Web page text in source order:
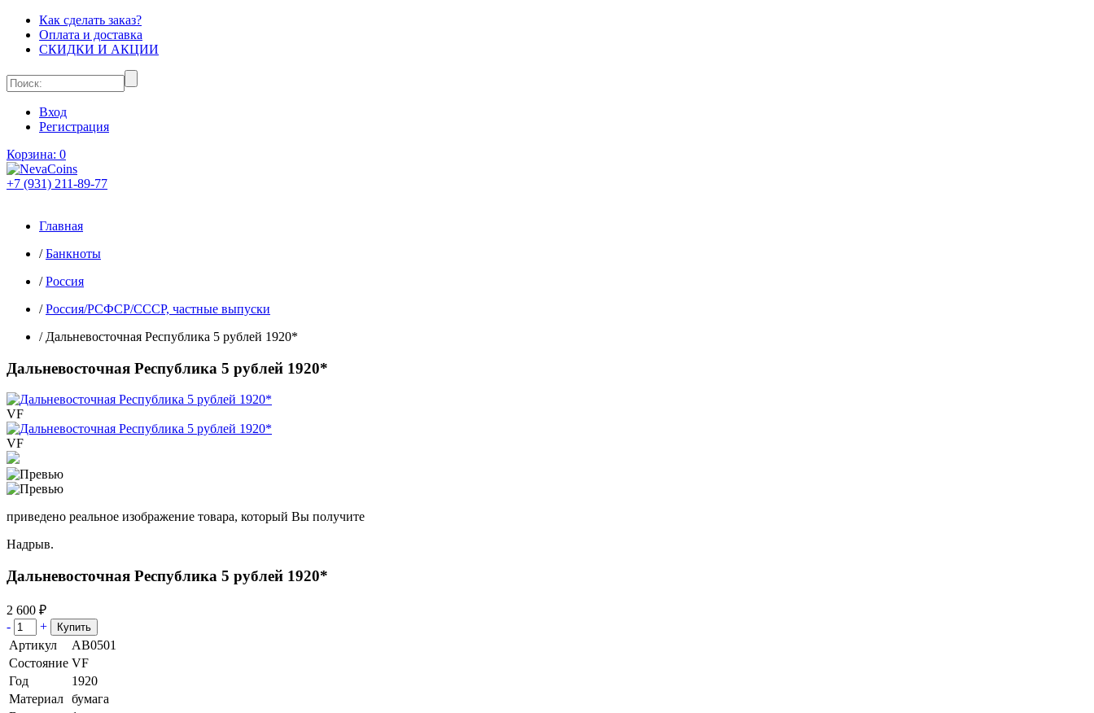
Как сделать заказ?
Оплата и доставка
СКИДКИ И АКЦИИ
Вход
Регистрация
Корзина: 0
+7 (931) 211-89-77
Главная
/Банкноты
/Россия
/Россия/РСФСР/СССР, частные выпуски
/ Дальневосточная Республика 5 рублей 1920*
Дальневосточная Республика 5 рублей 1920*
VF
VF
приведено реальное изображение товара, который Вы получите
Надрыв.
Дальневосточная Республика 5 рублей 1920*
2 600 ₽
-
+
Артикул
АВ0501
Состояние VF
Год
1920
Материал бумага